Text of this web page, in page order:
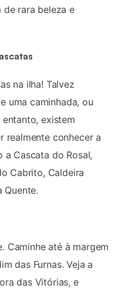
rara beleza e
na ilha! Talvez
uma caminhada, ou
existem
realmente conhecer a
a Cascata do Rosal,
Cabrito, Caldeira
Quente.
Caminhe até à margem
das Furnas. Veja a
das Vitórias, e